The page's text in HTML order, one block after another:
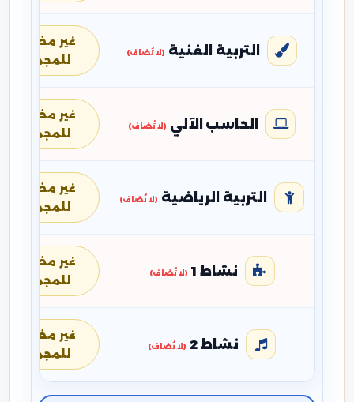
التربية الفنية (لا تُضاف)
غير مضافة
للمجموع
الحاسب الآلي (لا تُضاف)
غير مضافة
للمجموع
التربية الرياضية (لا تُضاف)
غير مضافة
للمجموع
نشاط 1 (لا تُضاف)
غير مضافة
للمجموع
نشاط 2 (لا تُضاف)
غير مضافة
للمجموع